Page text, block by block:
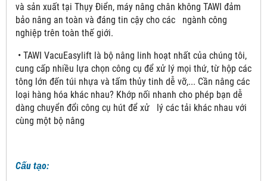
và sản xuất tại Thụy Điển, máy nâng chân không TAWI đảm
bảo nâng an toàn và đáng tin cậy cho các ngành công
nghiệp trên toàn thế giới.
• TAWI VacuEasylift là bộ nâng linh hoạt nhất của chúng tôi,
cung cấp nhiều lựa chọn công cụ để xử lý mọi thứ, từ hộp các
tông lớn đến túi nhựa và tấm thủy tinh dễ vỡ,... Cần nâng các
loại hàng hóa khác nhau? Khớp nối nhanh cho phép bạn dễ
dàng chuyển đổi công cụ hút để xử lý các tải khác nhau với
cùng một bộ nâng
Cấu tạo: